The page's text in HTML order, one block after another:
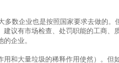
多数企业也是按照国家要求去做的。
议有市场检查、处罚职能的工商、
企业。
和大量垃圾的稀释作用使然）。但